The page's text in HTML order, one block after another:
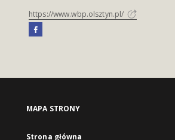
https://www.wbp.olsztyn.pl/
MAPA STRONY
Strona główna